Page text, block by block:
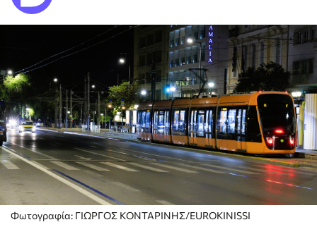
Φωτογραφία: ΓΙΩΡΓΟΣ ΚΟΝΤΑΡΙΝΗΣ/EUROKINISSI